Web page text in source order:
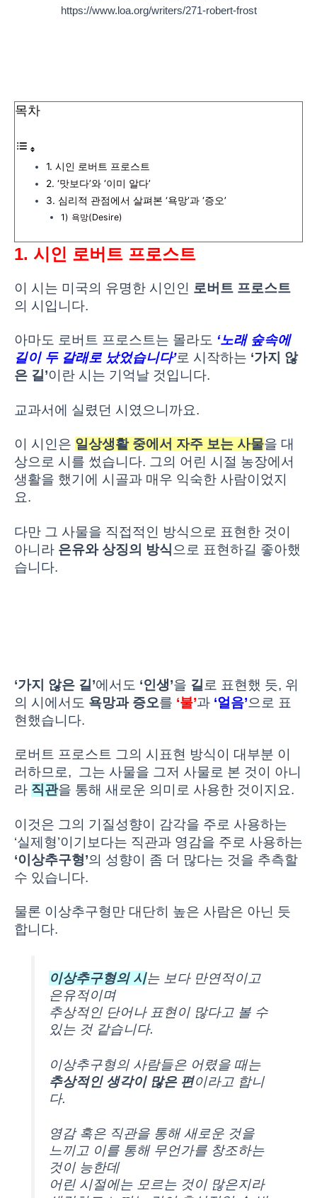
https://www.loa.org/writers/271-robert-frost
목차
1. 시인 로버트 프로스트
2. ‘맛보다’와 ‘이미 알다’
3. 심리적 관점에서 살펴본 ‘욕망’과 ‘증오’
1) 욕망(Desire)
1. 시인 로버트 프로스트
이 시는 미국의 유명한 시인인 로버트 프로스트
의 시입니다.
아마도 로버트 프로스트는 몰라도 ‘노래 숲속에
길이 두 갈래로 났었습니다’로 시작하는 ‘가지 않
은 길’이란 시는 기억날 것입니다.
교과서에 실렸던 시였으니까요.
이 시인은 일상생활 중에서 자주 보는 사물을 대
상으로 시를 썼습니다. 그의 어린 시절 농장에서
생활을 했기에 시골과 매우 익숙한 사람이었지
요.
다만 그 사물을 직접적인 방식으로 표현한 것이
아니라 은유와 상징의 방식 으로 표현하길 좋아했
습니다.
‘가지 않은 길’에서도 ‘인생’을 길 로 표현했 듯, 위
의 시에서도 욕망과 증오를 ‘불’과 ‘얼음’으로 표
현했습니다.
로버트 프로스트 그의 시표현 방식이 대부분 이
러하므로, 그는 사물을 그저 사물로 본 것이 아니
라 직관을 통해 새로운 의미로 사용한 것이지요.
이것은 그의 기질성향이 감각을 주로 사용하는
‘실제형’이기보다는 직관과 영감을 주로 사용하는
‘이상추구형’의 성향이 좀 더 많다는 것을 추측할
수 있습니다.
물론 이상추구형만 대단히 높은 사람은 아닌 듯
합니다.
이상추구형의 시는 보다 만연적이고
은유적이며
추상적인 단어나 표현이 많다고 볼 수
있는 것 같습니다.
이상추구형의 사람들은 어렸을 때는
추상적인 생각이 많은 편이라고 합니
다.
영감 혹은 직관을 통해 새로운 것을
느끼고 이를 통해 무언가를 창조하는
것이 능한데
어린 시절에는 모르는 것이 많은지라